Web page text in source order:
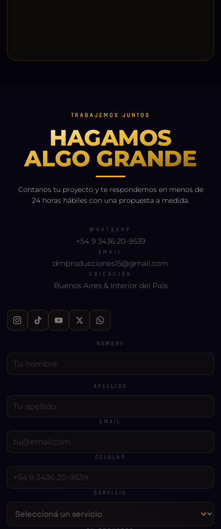
TRABAJEMOS JUNTOS
HAGAMOS
ALGO GRANDE
Contanos tu proyecto y te respondemos en menos de
24 horas hábiles con una propuesta a medida.
WHATSAPP
+54 9 3436 20-9539
EMAIL
dmproducciones15@gmail.com
UBICACIÓN
Buenos Aires & Interior del País
NOMBRE
APELLIDO
EMAIL
CELULAR
SERVICIO